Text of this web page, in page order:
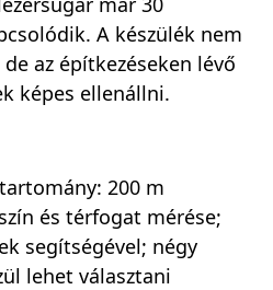
A készülék nem
az építkezéseken lévő
képes ellenállni.
200 m
és térfogat mérése;
segítségével; négy
lehet választani